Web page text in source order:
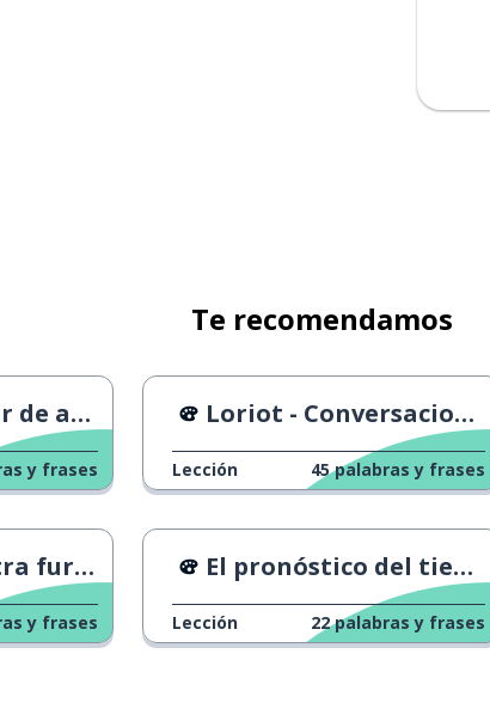
Te recomendamos
- DC
y frases
Loriot - Conversaciones en la bañera
Lección 45 palabras y frases
casa
y frases
El pronóstico del tiempo
Lección 22 palabras y frases